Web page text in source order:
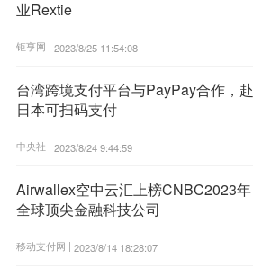
业Rextie
钜亨网 | 2023/8/25 11:54:08
台湾跨境支付平台与PayPay合作，赴
日本可扫码支付
中央社 | 2023/8/24 9:44:59
Airwallex空中云汇上榜CNBC2023年
全球顶尖金融科技公司
移动支付网 | 2023/8/14 18:28:07